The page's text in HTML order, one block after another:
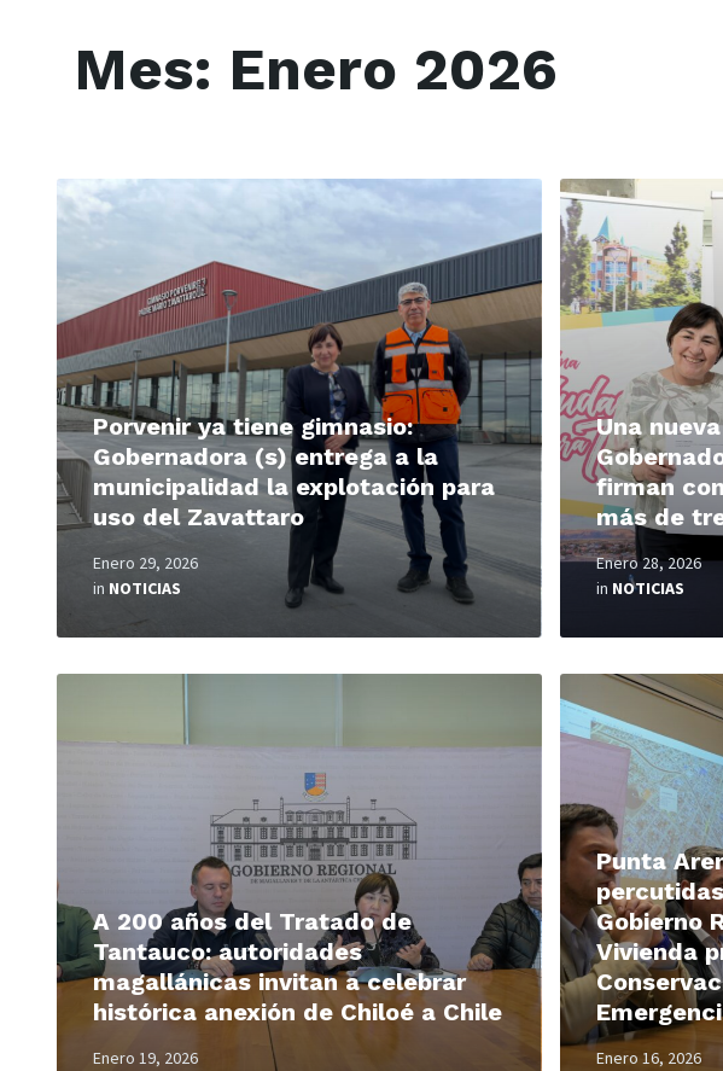
Mes: Enero 2026
Porvenir ya tiene gimnasio:
Gobernadora (s) entrega a la
municipalidad la explotación para
uso del Zavattaro
Enero 29, 2026
in NOTICIAS
Read
More
Una
firman
más de
Enero 28, 2026
in NOTICIAS
Read
More
A 200 años del Tratado de
Tantauco: autoridades
magallánicas invitan a celebrar
histórica anexión de Chiloé a Chile
Enero 19, 2026
Read
Punta
Gobierno
Vivienda
Enero 16, 2026
Read
More